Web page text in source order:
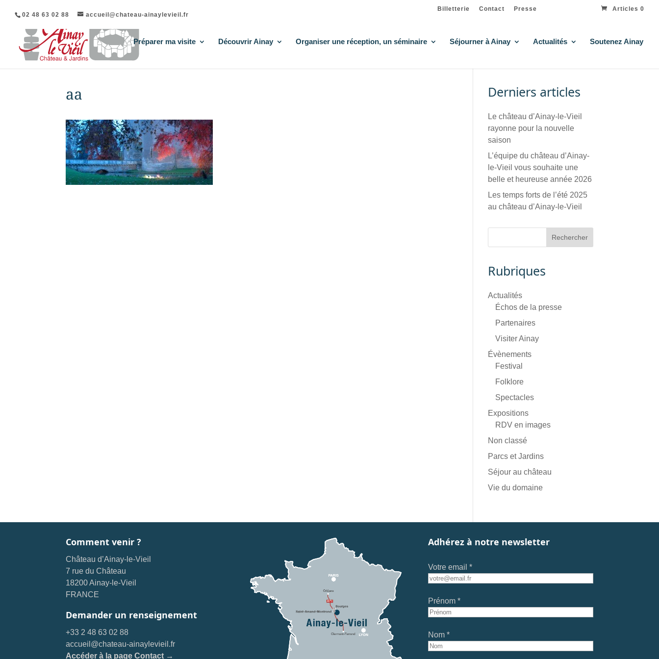
02 48 63 02 88 accueil@chateau-ainaylevieil.fr
Billetterie Contact Presse Articles 0
Préparer ma visite Découvrir Ainay Organiser une réception, un séminaire Séjourner à Ainay Actualités Soutenez Ainay
aa Derniers articles
Le château d’Ainay-le-Vieil
rayonne pour la nouvelle
saison
L’équipe du château d’Ainay-
le-Vieil vous souhaite une
belle et heureuse année 2026
Les temps forts de l’été 2025
au château d’Ainay-le-Vieil
Rubriques
Actualités
Échos de la presse
Partenaires
Visiter Ainay
Évènements
Festival
Folklore
Spectacles
Expositions
RDV en images
Non classé
Parcs et Jardins
Séjour au château
Vie du domaine
Comment venir ?
Château d’Ainay-le-Vieil
7 rue du Château
18200 Ainay-le-Vieil
FRANCE
Demander un renseignement
+33 2 48 63 02 88
accueil@chateau-ainaylevieil.fr
Accéder à la page Contact →
Adhérez à notre newsletter
Votre email *
Prénom *
Nom *